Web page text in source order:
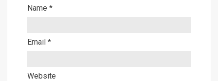
Name *
Email *
Website